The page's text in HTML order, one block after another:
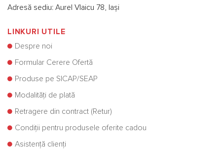
Adresă sediu: Aurel Vlaicu 78, Iași
LINKURI UTILE
Despre noi
Formular Cerere Ofertă
Produse pe SICAP/SEAP
Modalități de plată
Retragere din contract (Retur)
Condiții pentru produsele oferite cadou
Asistență clienți